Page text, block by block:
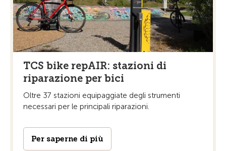
TCS bike repAIR: stazioni di
riparazione per bici
Oltre 37 stazioni equipaggiate degli strumenti
necessari per le principali riparazioni.
Per saperne di più